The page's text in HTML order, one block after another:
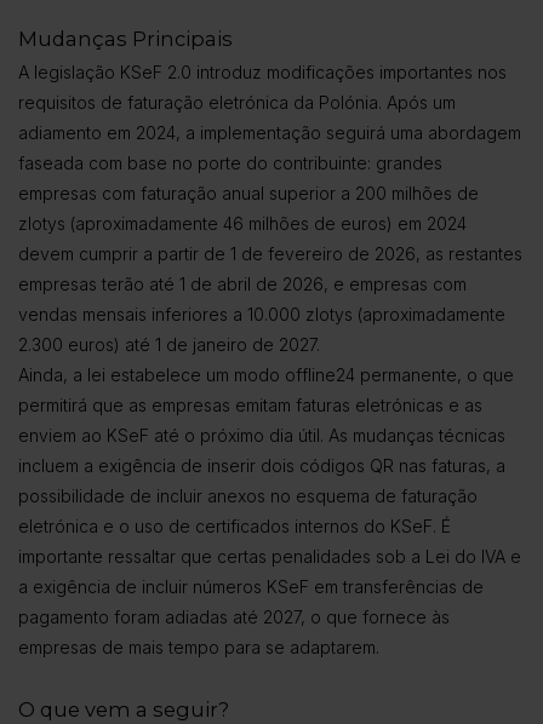
Mudanças Principais
A legislação KSeF 2.0 introduz modificações importantes nos
requisitos de faturação eletrónica da Polónia. Após um
adiamento em 2024, a implementação seguirá uma abordagem
faseada com base no porte do contribuinte: grandes
empresas com faturação anual superior a 200 milhões de
zlotys (aproximadamente 46 milhões de euros) em 2024
devem cumprir a partir de 1 de fevereiro de 2026, as restantes
empresas terão até 1 de abril de 2026, e empresas com
vendas mensais inferiores a 10.000 zlotys (aproximadamente
2.300 euros) até 1 de janeiro de 2027.
Ainda, a lei estabelece um modo offline24 permanente, o que
permitirá que as empresas emitam faturas eletrónicas e as
enviem ao KSeF até o próximo dia útil. As mudanças técnicas
incluem a exigência de inserir dois códigos QR nas faturas, a
possibilidade de incluir anexos no esquema de faturação
eletrónica e o uso de certificados internos do KSeF. É
importante ressaltar que certas penalidades sob a Lei do IVA e
a exigência de incluir números KSeF em transferências de
pagamento foram adiadas até 2027, o que fornece às
empresas de mais tempo para se adaptarem.
O que vem a seguir?